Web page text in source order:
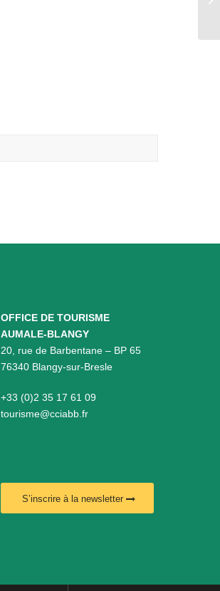
OFFICE DE TOURISME
AUMALE-BLANGY
20, rue de Barbentane – BP 65
76340 Blangy-sur-Bresle
+33 (0)2 35 17 61 09
tourisme@cciabb.fr
S’inscrire à la newsletter